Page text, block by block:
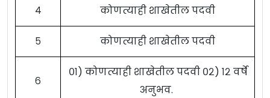
४ कोणत्याही शाखेतील पदवी
५ कोणत्याही शाखेतील पदवी
६
०१) कोणत्याही शाखेतील पदवी ०२) १२ वर्षे
अनुभव.